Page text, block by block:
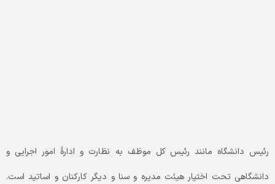
رئیس دانشگاه مانند رئیس کل موظف به نظارت و ادارۀ امور اجرایی و
دانشگاهی تحت اختیار هیئت مدیره و سنا و دیگر کارکنان و اساتید است.